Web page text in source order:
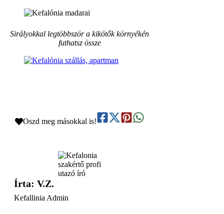
Sirályokkal legtöbbször a kikötők környékén
futhatsz össze
Oszd meg másokkal is!
Írta: V.Z.
Kefallinia Admin